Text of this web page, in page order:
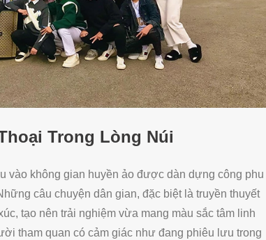
Trong Lòng Núi
vào không gian huyền ảo được dàn dựng công phu
câu chuyện dân gian, đặc biệt là truyền thuyết
tạo nên trải nghiệm vừa mang màu sắc tâm linh
tham quan có cảm giác như đang phiêu lưu trong